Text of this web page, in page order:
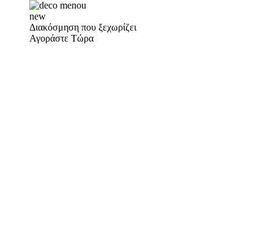
new
Διακόσμηση που ξεχωρίζει
Αγοράστε Τώρα